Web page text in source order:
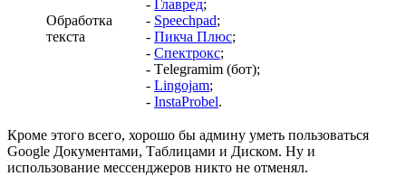
Обработка
текста
- Главред;
- Speechpad;
- Пикча Плюс;
- Спектрокс;
- Тelegramim (бот);
- Lingojam;
- InstaProbel.
Кроме этого всего, хорошо бы админу уметь пользоваться
Google Документами, Таблицами и Диском. Ну и
использование мессенджеров никто не отменял.